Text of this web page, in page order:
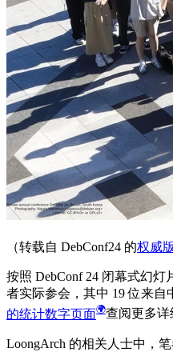
（转载自 DebConf24 的权威
按照 DebConf 24 闭幕式幻
者实际参会，其中 19 位来自
的统计数字页面
查阅更多详
LoongArch 的相关人士中，